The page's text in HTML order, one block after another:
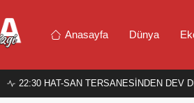
Anasayfa Dünya
22:30 HAT-SAN TERSANESİNDEN DEV